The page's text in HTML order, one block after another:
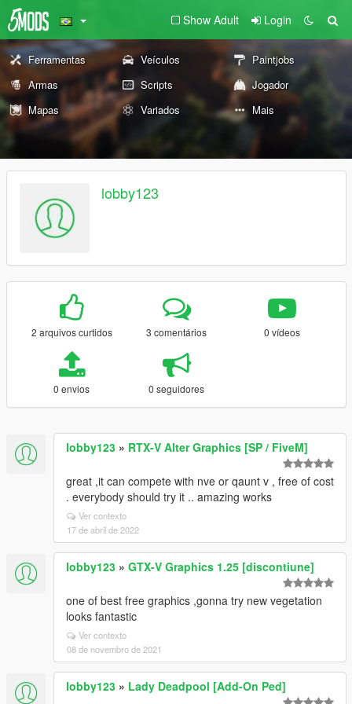
Show Adult Login
Ferramentas Veículos
Paintjobs
Armas
Scripts
Jogador
Mapas
Variados Mais
lobby123
2 arquivos curtidos 3 comentários 0 vídeos
0 envios 0 seguidores
lobby123 » RTX-V Alter Graphics [SP / FiveM]
great ,it can compete with nve or qaunt v , free of cost
. everybody should try it .. amazing works
Ver contexto
17 de abril de 2022
lobby123 » GTX-V Graphics 1.25 [discontiune]
one of best free graphics ,gonna try new vegetation
looks fantastic
Ver contexto
08 de novembro de 2021
lobby123 » Lady Deadpool [Add-On Ped]